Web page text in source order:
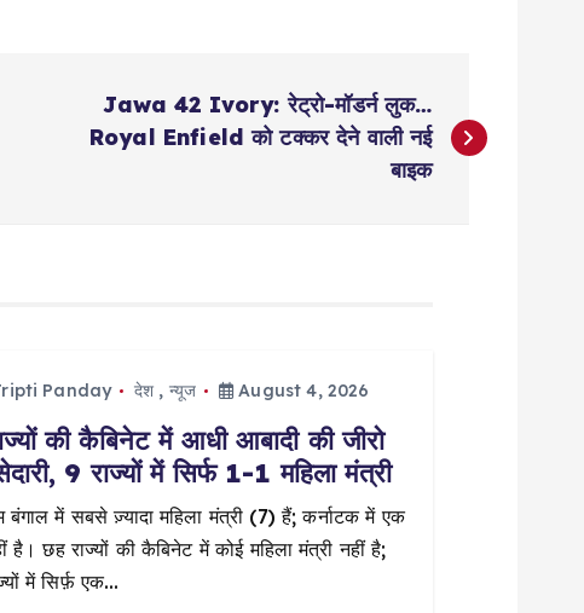
Jawa 42 Ivory: रेट्रो-मॉडर्न लुक…
Royal Enfield को टक्कर देने वाली नई
बाइक
Panday देश , न्यूज August 4, 2026
की कैबिनेट में आधी आबादी की जीरो
9 राज्यों में सिर्फ 1-1 महिला मंत्री
बंगाल में सबसे ज़्यादा महिला मंत्री (7) हैं; कर्नाटक में एक
है। छह राज्यों की कैबिनेट में कोई महिला मंत्री नहीं है;
में सिर्फ़ एक…